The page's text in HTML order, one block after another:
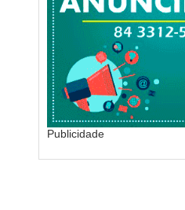
Publicidade